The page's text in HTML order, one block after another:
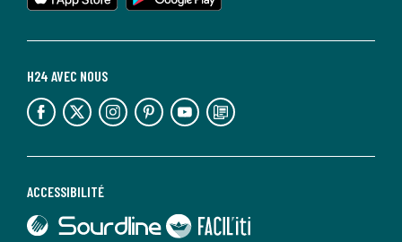
ACCESSIBILITÉ
lien vers Sourdline
lien vers Faciliti
H24 AVEC NOUS
lien vers l'espace réseaux sociaux lien vers l'espace réseaux sociaux lien vers l'espace réseaux sociaux lien vers l'espace réseaux sociaux lien vers l'espace réseaux sociaux lien vers le blog la redoute